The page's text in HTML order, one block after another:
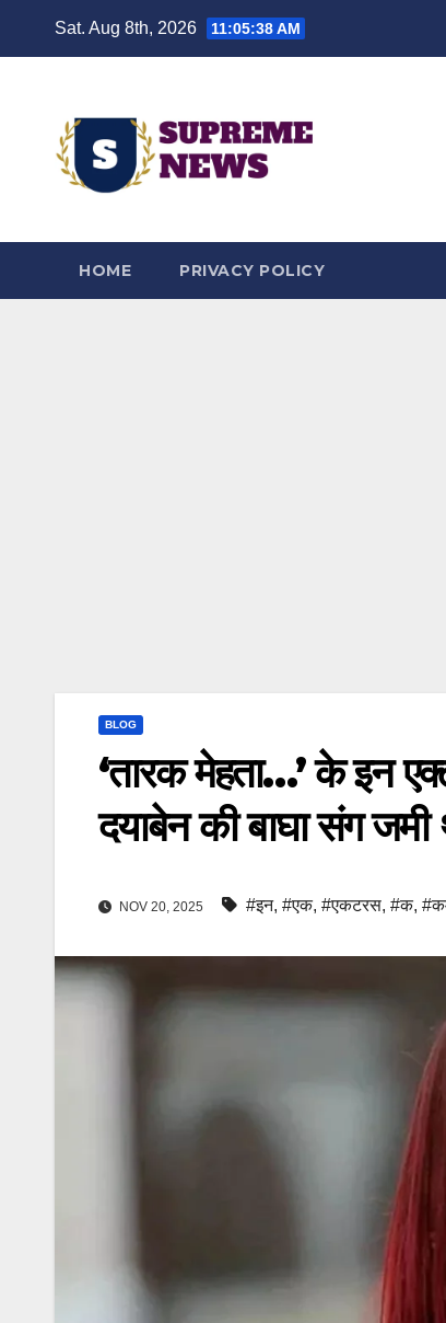
Sat. Aug 8th, 2026 11:05:39 AM
HOME PRIVACY POLICY
BLOG
‘तारक मेहता…’ के इन
दयाबेन की बाघा संग जमी
NOV 20, 2025 #इन, #एक, #एकटरस, #क,